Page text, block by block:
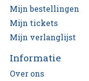
Mijn bestellingen
Mijn tickets
Mijn verlanglijst
Informatie
Over ons